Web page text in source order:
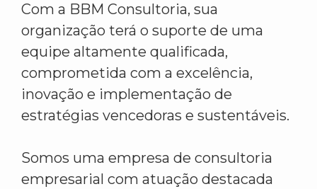
Com a BBM Consultoria, sua
organização terá o suporte de uma
equipe altamente qualificada,
comprometida com a excelência,
inovação e implementação de
estratégias vencedoras e sustentáveis.
Somos uma empresa de consultoria
empresarial com atuação destacada